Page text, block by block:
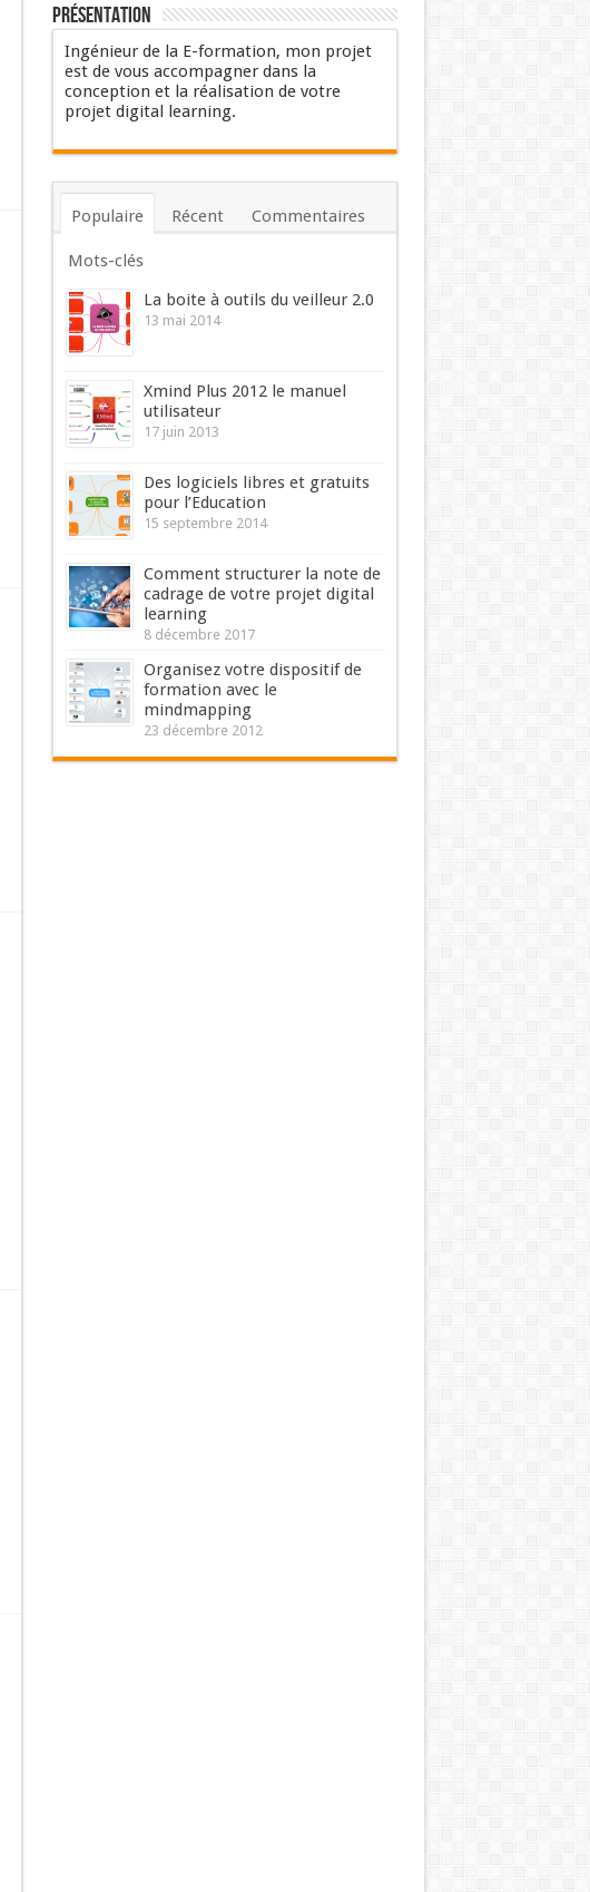
Présentation
Ingénieur de la E-formation, mon projet
est de vous accompagner dans la
conception et la réalisation de votre
projet digital learning.
Populaire Récent Commentaires
Mots-clés
La boite à outils du veilleur 2.0
13 mai 2014
Xmind Plus 2012 le manuel
utilisateur
17 juin 2013
Des logiciels libres et gratuits
pour l’Education
15 septembre 2014
Comment structurer la note de
cadrage de votre projet digital
learning
8 décembre 2017
Organisez votre dispositif de
formation avec le
mindmapping
23 décembre 2012